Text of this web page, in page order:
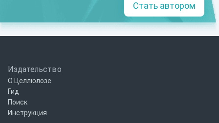
Стать автором
Издательство
О Целлюлозе
Гид
Поиск
Инструкция